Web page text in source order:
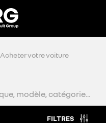
Acheter votre voiture
FILTRES